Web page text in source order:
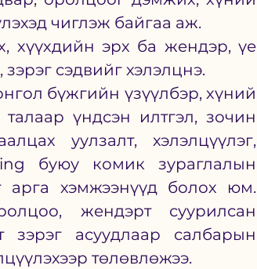
чиглэж байгаа аж.
хүүхдийн эрх ба жендэр, үе
сэдвийг хэлэлцнэ.
бүжгийн үзүүлбэр, хүний
үндсэн илтгэл, зочин
уулзалт, хэлэлцүүлэг,
буюу комик зураглалын
арга хэмжээнүүд болох юм.
жендэрт суурилсан
зэрэг асуудлаар салбарын
төлөвлөжээ.